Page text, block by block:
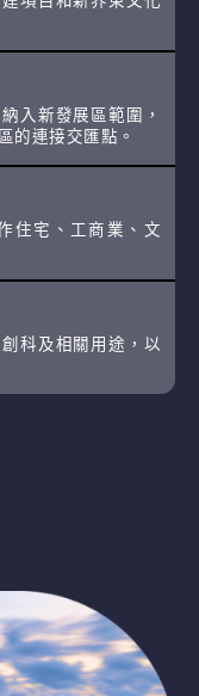
入新發展區範圍，
的連接交匯點。
住宅、工商業、文
科及相關用途，以